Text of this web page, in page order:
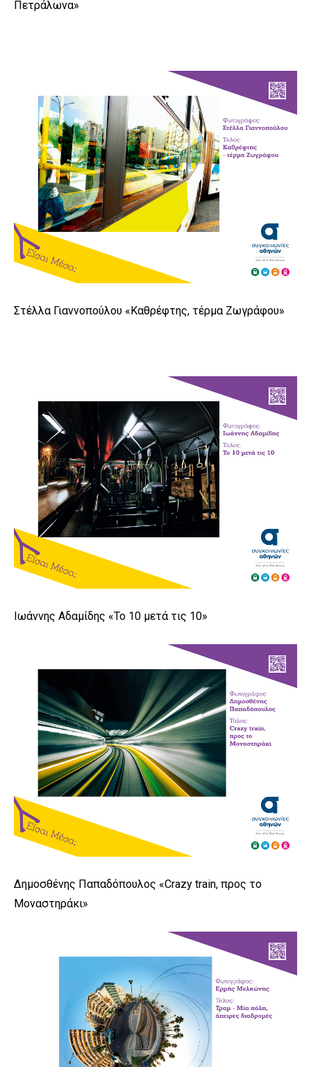
Πετράλωνα»
Στέλλα Γιαννοπούλου «Καθρέφτης, τέρμα Ζωγράφου»
Ιωάννης Αδαμίδης «Το 10 μετά τις 10»
Δημοσθένης Παπαδόπουλος «Crazy train, προς το
Μοναστηράκι»